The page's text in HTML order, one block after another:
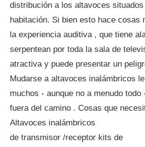
distribución a los altavoces
habitación. Si bien esto hace cosas
la experiencia auditiva , que tiene
serpentean por toda la sala de
atractiva y puede presentar un
Mudarse a altavoces inalámbricos
muchos - aunque no a menudo
fuera del camino . Cosas que
Altavoces inalámbricos
de transmisor /receptor kits de